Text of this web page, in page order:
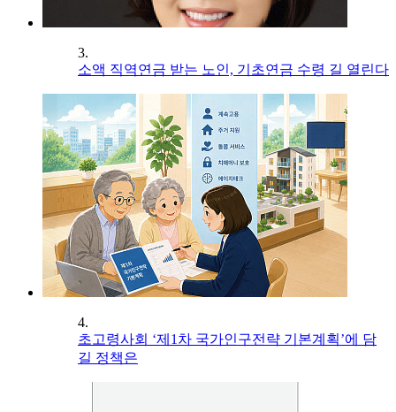
3.
소액 직역연금 받는 노인, 기초연금 수령 길 열린다
4.
초고령사회 ‘제1차 국가인구전략 기본계획’에 담
길 정책은